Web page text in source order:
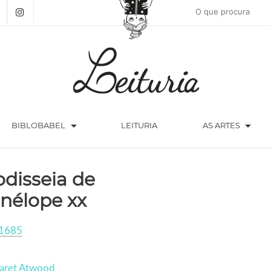
BIBLOBABEL arrow_drop_down LEITURIA AS ARTES arrow_drop_down
de
xx
Atwood